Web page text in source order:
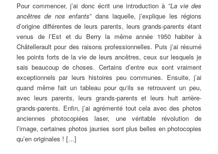
Pour commencer, j’ai donc écrit une introduction à ”La vie des
ancêtres de nos enfants” dans laquelle, j’explique les régions
d’origine différentes de leurs parents, leurs grands-parents étant
venus de l’Est et du Berry la même année 1950 habiter à
Châtellerault pour des raisons professionnelles. Puis j’ai résumé
les points forts de la vie de leurs ancêtres, ceux sur lesquels je
sais beaucoup de choses. Certains d’entre eux sont vraiment
exceptionnels par leurs histoires peu communes. Ensuite, j’ai
quand même fait un tableau pour qu‘ils se retrouvent un peu,
avec leurs parents, leurs grands-parents et leurs huit arrière-
grands-parents. Enfin, j’ai agrémenté tout cela avec des photos
anciennes photocopiées laser, une véritable révolution de
l’image, certaines photos jaunies sont plus belles en photocopies
qu’en originales ! […]